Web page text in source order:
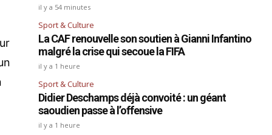
il y a 54 minutes
Sport & Culture
La CAF renouvelle son soutien à Gianni Infantino
malgré la crise qui secoue la FIFA
il y a 1 heure
Sport & Culture
Didier Deschamps déjà convoité : un géant
saoudien passe à l’offensive
il y a 1 heure